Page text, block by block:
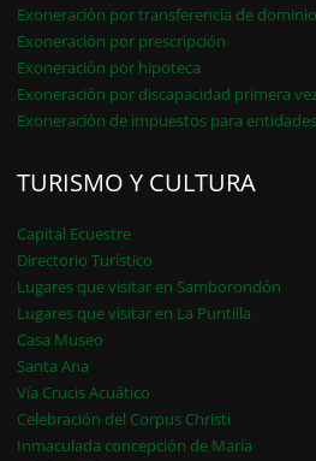
Exoneración por transferencia de
Exoneración por prescripción
Exoneración por hipoteca
Exoneración por discapacidad primera
Exoneración de impuestos para
TURISMO Y CULTURA
Capital Ecuestre
Directorio Turístico
Lugares que visitar en Samborondón
Lugares que visitar en La Puntilla
Casa Museo
Santa Ana
Vía Crucis Acuático
Celebración del Corpus Christi
Inmaculada concepción de María